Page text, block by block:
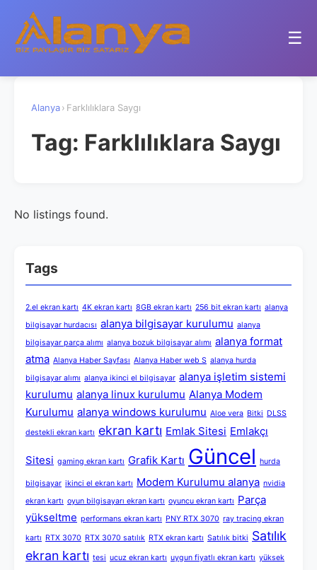
☰
Alanya› Farklılıklara Saygı
Tag: Farklılıklara Saygı
No listings found.
Tags
2.el ekran kartı 4K ekran kartı 8GB ekran kartı 256 bit ekran kartı alanya
bilgisayar hurdacısı alanya bilgisayar kurulumu alanya
bilgisayar parça alımı alanya bozuk bilgisayar alımı alanya format
atma Alanya Haber Sayfası Alanya Haber web S alanya hurda
bilgisayar alımı alanya ikinci el bilgisayar alanya işletim sistemi
kurulumu alanya linux kurulumu Alanya Modem
Kurulumu alanya windows kurulumu Aloe vera Bitki DLSS
destekli ekran kartı ekran kartı Emlak Sitesi Emlakçı
Sitesi gaming ekran kartı Grafik Kartı Güncel hurda
bilgisayar ikinci el ekran kartı Modem Kurulumu alanya nvidia
ekran kartı oyun bilgisayarı ekran kartı oyuncu ekran kartı Parça
yükseltme performans ekran kartı PNY RTX 3070 ray tracing ekran
kartı RTX 3070 RTX 3070 satılık RTX ekran kartı Satılık bitki Satılık
ekran kartı tesi ucuz ekran kartı uygun fiyatlı ekran kartı yüksek